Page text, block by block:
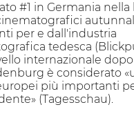
#1 in Germania nella
per e dall'industria
tedesca
internazionale
è considerato
più importanti
(Tagesschau).